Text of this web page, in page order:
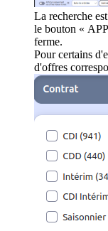
La recherche
le bouton «
ferme.
Pour certains
d'offres